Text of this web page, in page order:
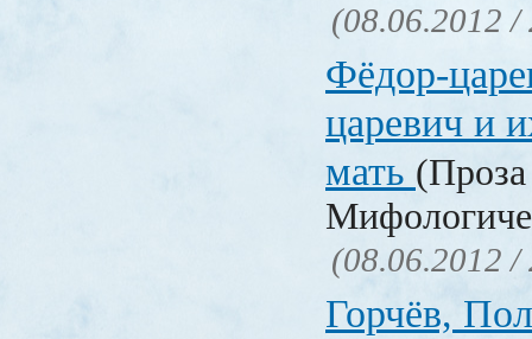
(08.06.2012 /
Фёдор-
царевич и
мать
(08.06.2012 /
Горчёв,